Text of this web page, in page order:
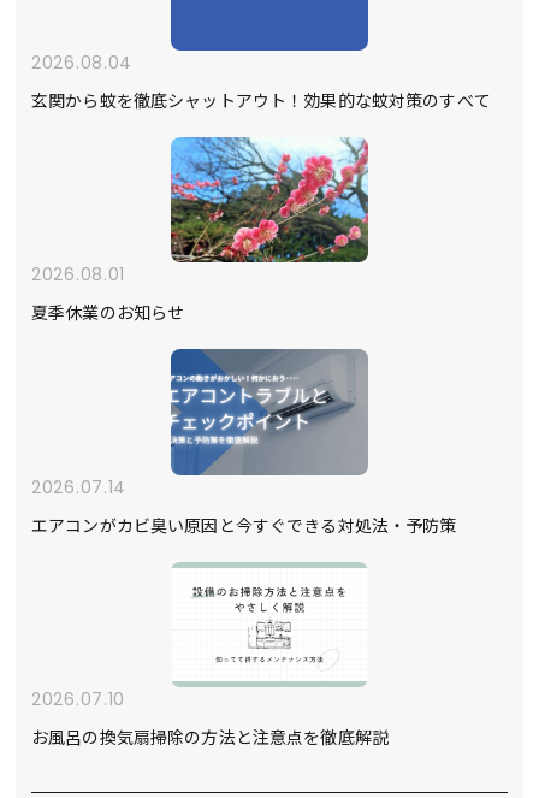
2026.08.04
玄関から蚊を徹底シャットアウト！効果的な蚊対策のすべて
2026.08.01
夏季休業のお知らせ
2026.07.14
エアコンがカビ臭い原因と今すぐできる対処法・予防策
2026.07.10
お風呂の換気扇掃除の方法と注意点を徹底解説